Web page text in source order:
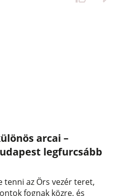
arcai –
legfurcsább
tenni az Örs vezér teret,
fognak közre, és